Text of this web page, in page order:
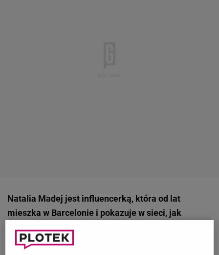
Natalia Madej jest influencerką, która od lat
mieszka w Barcelonie i pokazuje w sieci, jak
wygląda życie w Hiszpanii.
opublikowała na TikToku nagranie, w którym żali się,